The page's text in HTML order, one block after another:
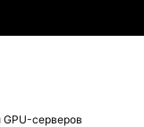
серверов